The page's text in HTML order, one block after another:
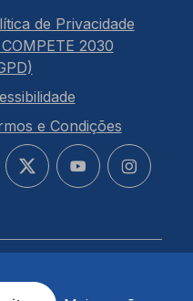
de Privacidade
2030
e Condições